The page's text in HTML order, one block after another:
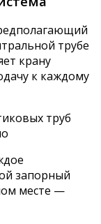
трубе
крану
к каждому
запорный
месте —